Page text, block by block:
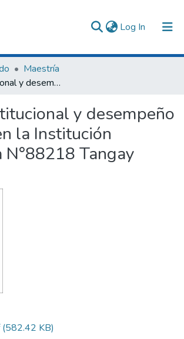
Log In (current)
Maestría
Clima institucional y desempeño docente en la Institución Educativa N°88218 Tangay Medio
y desempeño
la Institución
N°88218 Tangay
(582.42 KB)